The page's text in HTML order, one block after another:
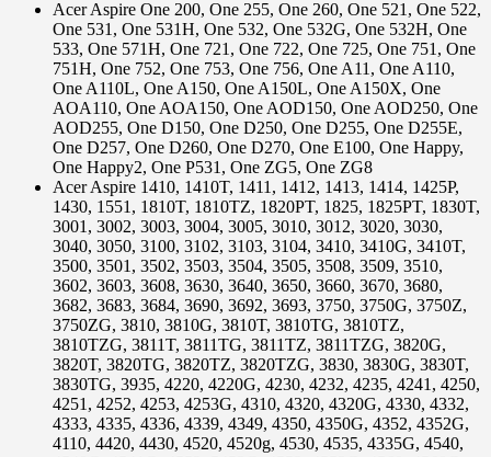
Acer Aspire One 200, One 255, One 260, One 521, One 522,
One 531, One 531H, One 532, One 532G, One 532H, One
533, One 571H, One 721, One 722, One 725, One 751, One
751H, One 752, One 753, One 756, One A11, One A110,
One A110L, One A150, One A150L, One A150X, One
AOA110, One AOA150, One AOD150, One AOD250, One
AOD255, One D150, One D250, One D255, One D255E,
One D257, One D260, One D270, One E100, One Happy,
One Happy2, One P531, One ZG5, One ZG8
Acer Aspire 1410, 1410T, 1411, 1412, 1413, 1414, 1425P,
1430, 1551, 1810T, 1810TZ, 1820PT, 1825, 1825PT, 1830T,
3001, 3002, 3003, 3004, 3005, 3010, 3012, 3020, 3030,
3040, 3050, 3100, 3102, 3103, 3104, 3410, 3410G, 3410T,
3500, 3501, 3502, 3503, 3504, 3505, 3508, 3509, 3510,
3602, 3603, 3608, 3630, 3640, 3650, 3660, 3670, 3680,
3682, 3683, 3684, 3690, 3692, 3693, 3750, 3750G, 3750Z,
3750ZG, 3810, 3810G, 3810T, 3810TG, 3810TZ,
3810TZG, 3811T, 3811TG, 3811TZ, 3811TZG, 3820G,
3820T, 3820TG, 3820TZ, 3820TZG, 3830, 3830G, 3830T,
3830TG, 3935, 4220, 4220G, 4230, 4232, 4235, 4241, 4250,
4251, 4252, 4253, 4253G, 4310, 4320, 4320G, 4330, 4332,
4333, 4335, 4336, 4339, 4349, 4350, 4350G, 4352, 4352G,
4110, 4420, 4430, 4520, 4520g, 4530, 4535, 4335G, 4540,